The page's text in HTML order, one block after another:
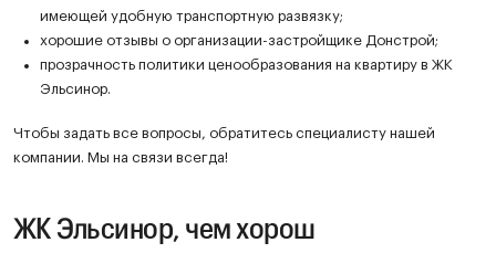
имеющей удобную транспортную развязку;
хорошие отзывы о организации-застройщике Донстрой;
прозрачность политики ценообразования на квартиру в ЖК
Эльсинор.
Чтобы задать все вопросы, обратитесь специалисту нашей
компании. Мы на связи всегда!
ЖК Эльсинор, чем хорош